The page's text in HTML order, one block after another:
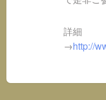
詳細
→http://